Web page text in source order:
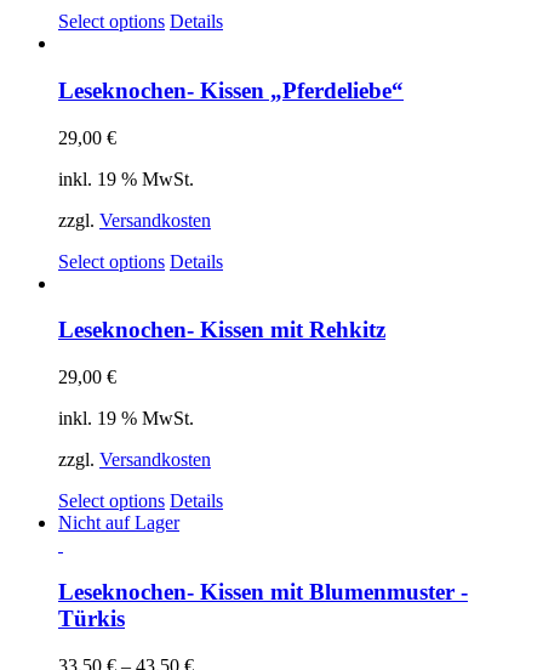
Select options Details
Leseknochen- Kissen „Pferdeliebe“
29,00 €
inkl. 19 % MwSt.
zzgl. Versandkosten
Select options Details
Leseknochen- Kissen mit Rehkitz
29,00 €
inkl. 19 % MwSt.
zzgl. Versandkosten
Select options Details
Nicht auf Lager
Leseknochen- Kissen mit Blumenmuster -
Türkis
33,50 € – 43,50 €